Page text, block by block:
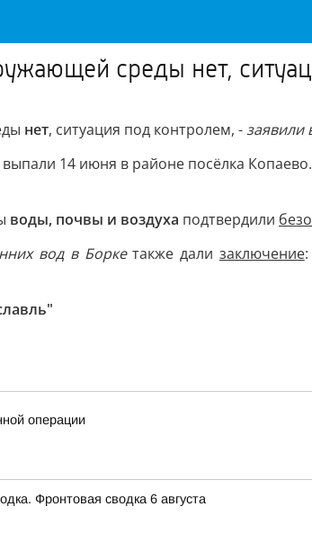
среды нет,
нет, ситуация под контролем, -заявили
выпали 14 июня в районе посёлка
воды, почвы и воздуха подтвердили
вод в Боркетакже дали заключение
операции
Фронтовая сводка 6 августа